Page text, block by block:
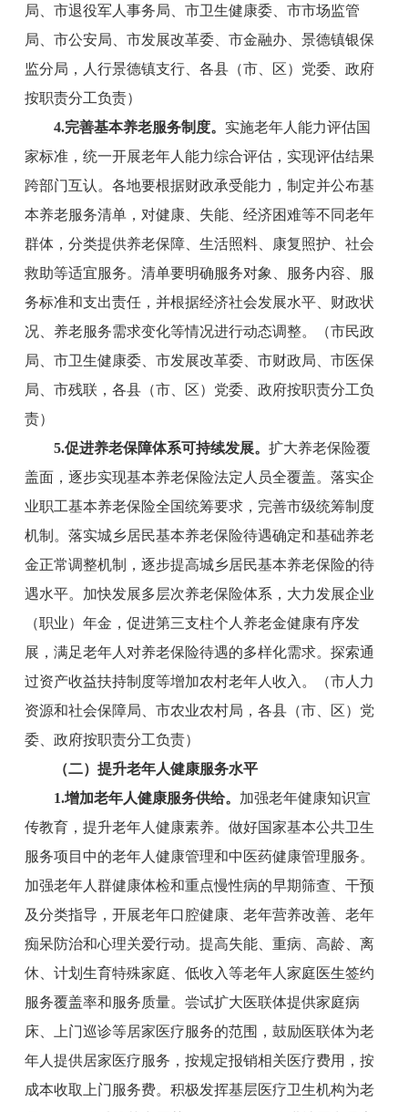
局 市退役军人事务局 市卫生健康委、 市市场监管
局、 市公安局 市发展改革委、 市金融办、 景德镇银保
监分局， 人行景德镇支行、 各县（市、区）党委、政府
按职责分工负责）
4.完善基本养老服务制度。 实施老年人能力评估国
家标准，统一开展老年人能力综合评估，实现评估结果
跨部门互认。各地要根据财政承受能力，制定并公布基
本养老服务清单，对健康、失能、经济困难等不同老年
群体，分类提供养老保障、生活照料、康复照护、社会
救助等适宜服务。清单要明确服务对象、服务内容、服
务标准和支出责任，并根据经济社会发展水平、财政状
况、养老服务需求变化等情况进行动态调整。
（市民政
局
市卫生健康委、 市发展改革委、 市财政局 市医保
局、 市残联，各县（市、区）党委、政府按职责分工负
责）
5.促进养老保障体系可持续发展。 扩大养老保险覆
盖面，逐步实现基本养老保险法定人员全覆盖。落实企
业职工基本养老保险全国统筹要求，完善市级统筹制度
机制。落实城乡居民基本养老保险待遇确定和基础养老
金正常调整机制，逐步提高城乡居民基本养老保险的待
遇水平。加快发展多层次养老保险体系，大力发展企业
（职业）年金，促进第三支柱个人养老金健康有序发
展，满足老年人对养老保险待遇的多样化需求。探索通
过资产收益扶持制度等增加农村老年人收入。
（市人力
资源和社会保障局 市农业农村局 ，各县（市、区）党
委、政府按职责分工负责）
（二）提升老年人健康服务水平
1.增加老年人健康服务供给。 加强老年健康知识宣
传教育，提升老年人健康素养。做好国家基本公共卫生
服务项目中的老年人健康管理和中医药健康管理服务。
加强老年人群健康体检和重点慢性病的早期筛查、干预
及分类指导，开展老年口腔健康、老年营养改善、老年
痴呆防治和心理关爱行动。提高失能、重病、高龄、离
休、计划生育特殊家庭、低收入等老年人家庭医生签约
服务覆盖率和服务质量。 尝试扩大医联体提供家庭病
床、上门巡诊等居家医疗服务的范围，鼓励医联体为老
年人提供居家医疗服务，按规定报销相关医疗费用，按
成本收取上门服务费。积极发挥基层医疗卫生机构为老